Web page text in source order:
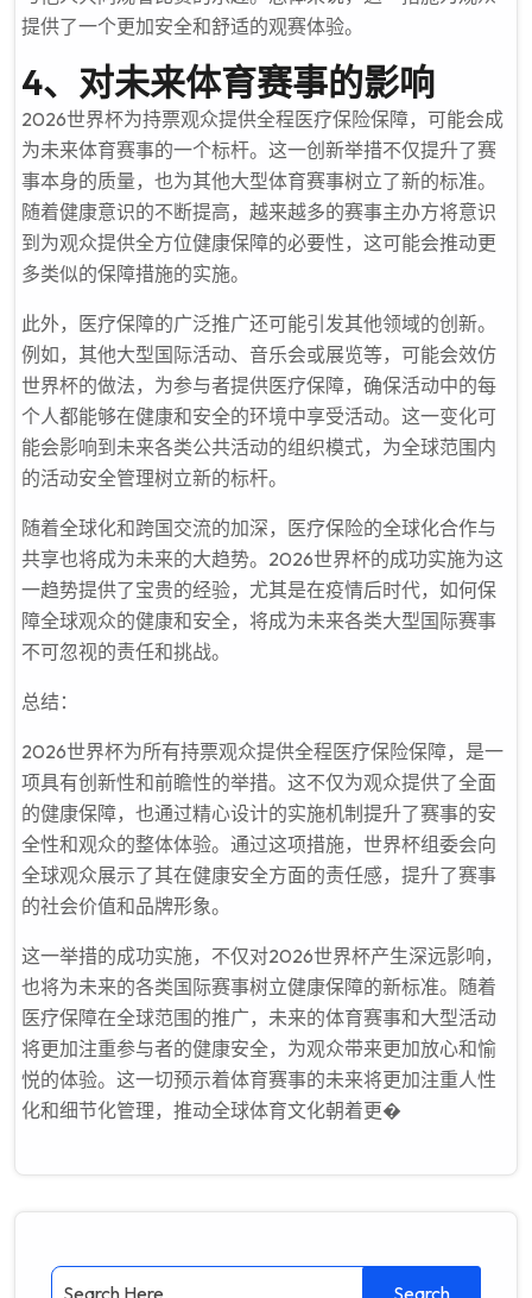
提供了一个更加安全和舒适的观赛体验。
4、对未来体育赛事的影响
2026世界杯为持票观众提供全程医疗保险保障，可能会成
为未来体育赛事的一个标杆。这一创新举措不仅提升了赛
事本身的质量，也为其他大型体育赛事树立了新的标准。
随着健康意识的不断提高，越来越多的赛事主办方将意识
到为观众提供全方位健康保障的必要性，这可能会推动更
多类似的保障措施的实施。
此外，医疗保障的广泛推广还可能引发其他领域的创新。
例如，其他大型国际活动、音乐会或展览等，可能会效仿
世界杯的做法，为参与者提供医疗保障，确保活动中的每
个人都能够在健康和安全的环境中享受活动。这一变化可
能会影响到未来各类公共活动的组织模式，为全球范围内
的活动安全管理树立新的标杆。
随着全球化和跨国交流的加深，医疗保险的全球化合作与
共享也将成为未来的大趋势。2026世界杯的成功实施为这
一趋势提供了宝贵的经验，尤其是在疫情后时代，如何保
障全球观众的健康和安全，将成为未来各类大型国际赛事
不可忽视的责任和挑战。
总结：
2026世界杯为所有持票观众提供全程医疗保险保障，是一
项具有创新性和前瞻性的举措。这不仅为观众提供了全面
的健康保障，也通过精心设计的实施机制提升了赛事的安
全性和观众的整体体验。通过这项措施，世界杯组委会向
全球观众展示了其在健康安全方面的责任感，提升了赛事
的社会价值和品牌形象。
这一举措的成功实施，不仅对2026世界杯产生深远影响，
也将为未来的各类国际赛事树立健康保障的新标准。随着
医疗保障在全球范围的推广，未来的体育赛事和大型活动
将更加注重参与者的健康安全，为观众带来更加放心和愉
悦的体验。这一切预示着体育赛事的未来将更加注重人性
化和细节化管理，推动全球体育文化朝着更�